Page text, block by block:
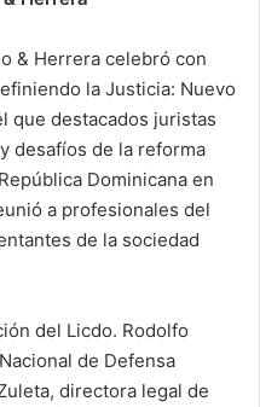
& Herrera celebró con
la Justicia: Nuevo
que destacados juristas
desafíos de la reforma
Dominicana en
a profesionales del
de la sociedad
del Licdo. Rodolfo
de Defensa
directora legal de